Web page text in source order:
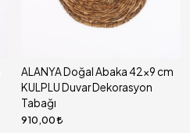
ALANYA Doğal Abaka 42x9 cm
KULPLU Duvar Dekorasyon
Tabağı
910,00